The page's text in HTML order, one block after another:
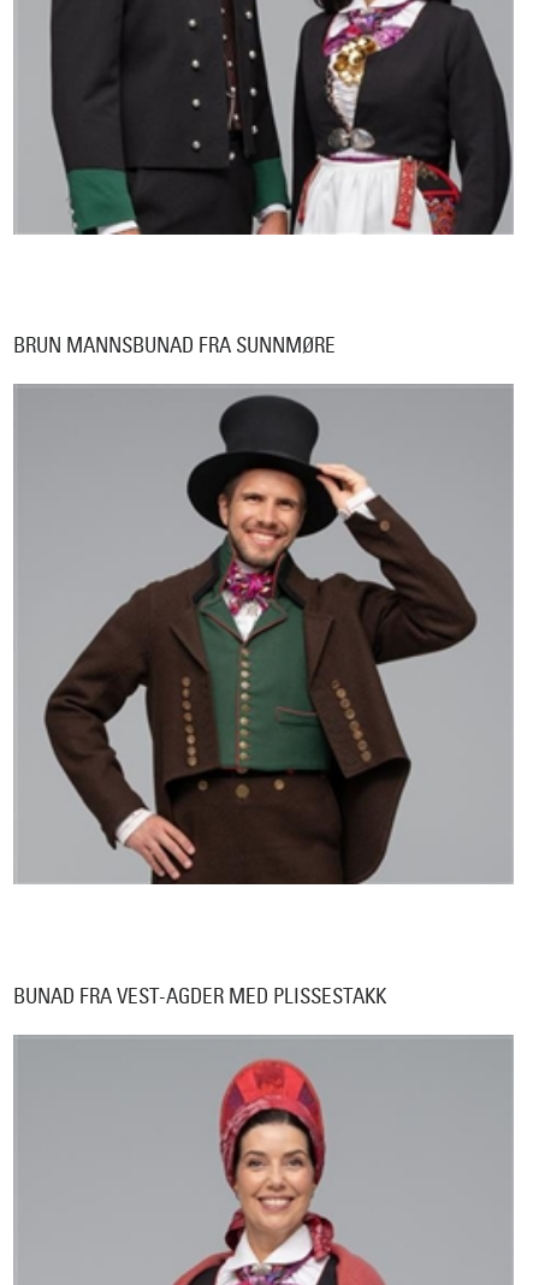
BRUN MANNSBUNAD FRA SUNNMØRE
BUNAD FRA VEST-AGDER MED PLISSESTAKK